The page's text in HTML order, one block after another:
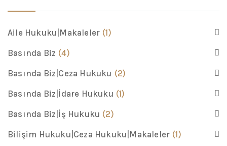
Aile Hukuku|Makaleler (1)
Basında Biz (4)
Basında Biz|Ceza Hukuku (2)
Basında Biz|İdare Hukuku (1)
Basında Biz|İş Hukuku (2)
Bilişim Hukuku|Ceza Hukuku|Makaleler (1)